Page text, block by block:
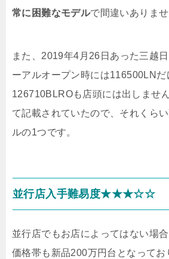
常に困難なモデルで間違いありませ
また、2019年4月26日あった三越
ーアルオープン時には116500LNだ
126710BLROも店頭には出しませ
て記載されていたので、それくら
ルの1つです。
並行店入手難易度★★★☆☆
並行店でもお店によってはない場
価格帯も新品200万円台となってお